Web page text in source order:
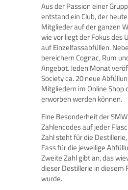
Aus der Passion einer
entstand ein Club, der
Mitglieder auf der ganzen
wie vor liegt der Fokus des
auf Einzelfassabfüllen.
bereichern Cognac, Rum
Angebot. Jeden Monat
Society ca. 20 neue
Mitgliedern im Online Shop
erworben werden können.
Eine Besonderheit der
Zahlencodes auf jeder
Zahl steht für die
Fass für die jeweilige
Zweite Zahl gibt an, das
dieser Destillerie in diesem
wurde.